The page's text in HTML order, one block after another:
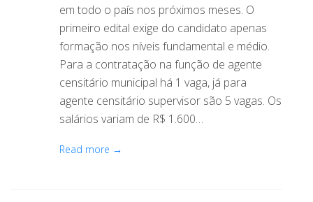
em todo o país nos próximos meses. O
primeiro edital exige do candidato apenas
formação nos níveis fundamental e médio.
Para a contratação na função de agente
censitário municipal há 1 vaga, já para
agente censitário supervisor são 5 vagas. Os
salários variam de R$ 1.600…
Read more →